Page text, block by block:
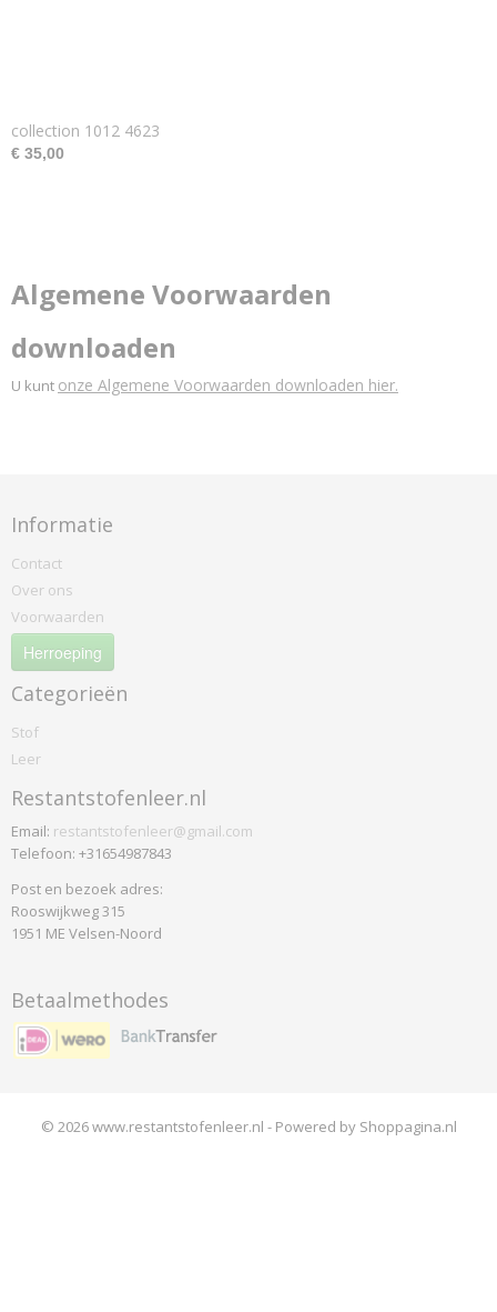
collection 1012 4623
€ 35,00
Algemene Voorwaarden
downloaden
U kunt onze Algemene Voorwaarden downloaden hier.
Informatie
Contact
Over ons
Voorwaarden
Herroeping
Categorieën
Stof
Leer
Restantstofenleer.nl
Email: restantstofenleer@gmail.com
Telefoon: +31654987843
Post en bezoek adres:
Rooswijkweg 315
1951 ME Velsen-Noord
Betaalmethodes
© 2026 www.restantstofenleer.nl - Powered by Shoppagina.nl